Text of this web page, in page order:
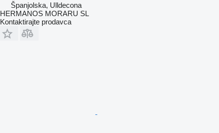
Španjolska, Ulldecona
HERMANOS MORARU SL
Kontaktirajte prodavca